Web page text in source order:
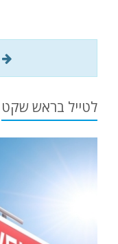
לטייל בראש שקט